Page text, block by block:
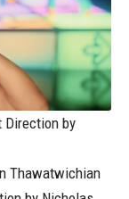
Direction by
Thawatwichian